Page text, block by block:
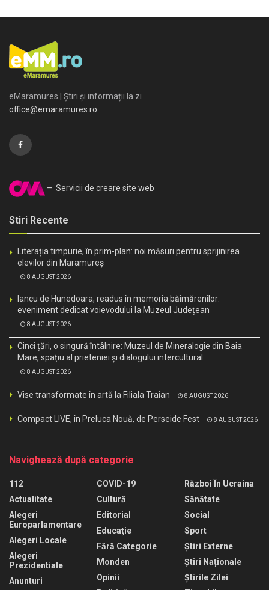
eMaramures | Știri și informații la zi
office@emaramures.ro
– Servicii de creare site web
Stiri Recente
Literația timpurie, în prim-plan: noi măsuri pentru sprijinirea
elevilor din Maramureș
8 AUGUST 2026
Iancu de Hunedoara, readus în memoria băimărenilor:
eveniment dedicat voievodului la Muzeul Județean
8 AUGUST 2026
Cinci țări, o singură întâlnire: Muzeul de Mineralogie din Baia
Mare, spațiu al prieteniei și dialogului intercultural
8 AUGUST 2026
Vise transformate în artă la Filiala Traian 8 AUGUST 2026
Compact LIVE, în Preluca Nouă, de Perseide Fest 8 AUGUST 2026
Navighează după categorie
112
Actualitate
Alegeri
Europarlamentare
Alegeri Locale
Alegeri
Prezidentiale
Anunturi
COVID-19
Cultură
Editorial
Educaţie
Fără Categorie
Monden
Opinii
Război În Ucraina
Sănătate
Social
Sport
Știri Externe
Știri Naționale
Știrile Zilei